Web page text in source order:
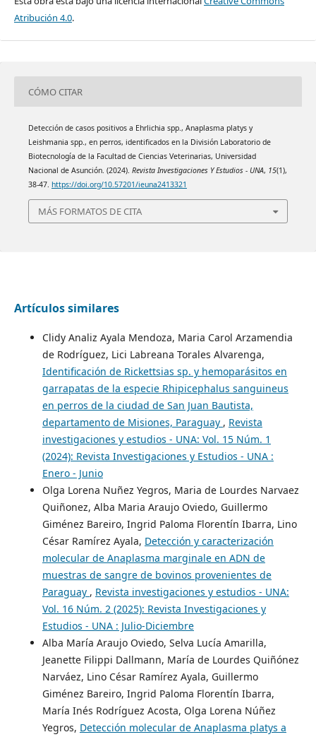
Atribución 4.0.
CÓMO CITAR
Detección de casos positivos a Ehrlichia spp., Anaplasma platys y
Leishmania spp., en perros, identificados en la División Laboratorio de
Biotecnología de la Facultad de Ciencias Veterinarias, Universidad
Nacional de Asunción. (2024). Revista Investigaciones Y Estudios - UNA, 15(1),
38-47. https://doi.org/10.57201/ieuna2413321
MÁS FORMATOS DE CITA
Artículos similares
Clidy Analiz Ayala Mendoza, Maria Carol Arzamendia
de Rodríguez, Lici Labreana Torales Alvarenga,
Identificación de Rickettsias sp. y hemoparásitos en
garrapatas de la especie Rhipicephalus sanguineus
en perros de la ciudad de San Juan Bautista,
departamento de Misiones, Paraguay , Revista
investigaciones y estudios - UNA: Vol. 15 Núm. 1
(2024): Revista Investigaciones y Estudios - UNA :
Enero - Junio
Olga Lorena Nuñez Yegros, Maria de Lourdes Narvaez
Quiñonez, Alba Maria Araujo Oviedo, Guillermo
Giménez Bareiro, Ingrid Paloma Florentín Ibarra, Lino
César Ramírez Ayala, Detección y caracterización
molecular de Anaplasma marginale en ADN de
muestras de sangre de bovinos provenientes de
Paraguay , Revista investigaciones y estudios - UNA:
Vol. 16 Núm. 2 (2025): Revista Investigaciones y
Estudios - UNA : Julio-Diciembre
Alba María Araujo Oviedo, Selva Lucía Amarilla,
Jeanette Filippi Dallmann, María de Lourdes Quiñónez
Narváez, Lino César Ramírez Ayala, Guillermo
Giménez Bareiro, Ingrid Paloma Florentín Ibarra,
María Inés Rodríguez Acosta, Olga Lorena Núñez
Yegros, Detección molecular de Anaplasma platys a